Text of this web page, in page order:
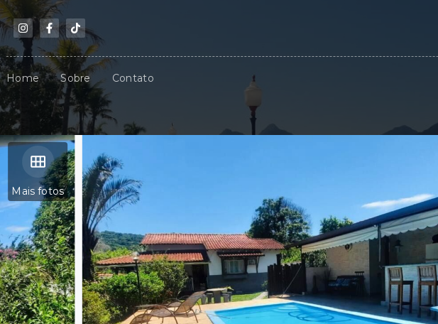
Home Sobre Contato
Mais fotos